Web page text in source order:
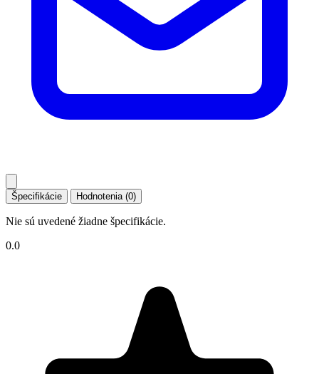
Špecifikácie Hodnotenia (0)
Nie sú uvedené žiadne špecifikácie.
0.0